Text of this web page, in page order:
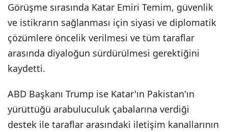
Görüşme sırasında Katar Emiri Temim, güvenlik
ve istikrarın sağlanması için siyasi ve diplomatik
çözümlere öncelik verilmesi ve tüm taraflar
arasında diyaloğun sürdürülmesi gerektiğini
kaydetti.
ABD Başkanı Trump ise Katar'ın Pakistan'ın
yürüttüğü arabuluculuk çabalarına verdiği
destek ile taraflar arasındaki iletişim kanallarının